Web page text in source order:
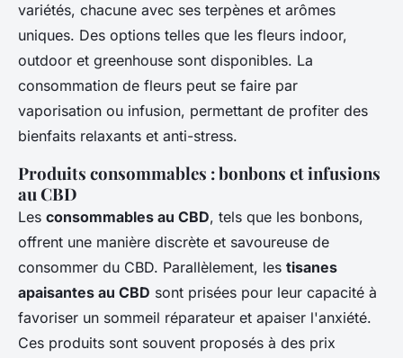
variétés, chacune avec ses terpènes et arômes
uniques. Des options telles que les fleurs indoor,
outdoor et greenhouse sont disponibles. La
consommation de fleurs peut se faire par
vaporisation ou infusion, permettant de profiter des
bienfaits relaxants et anti-stress.
Produits consommables : bonbons et infusions
au CBD
Les consommables au CBD, tels que les bonbons,
offrent une manière discrète et savoureuse de
consommer du CBD. Parallèlement, les tisanes
apaisantes au CBD sont prisées pour leur capacité à
favoriser un sommeil réparateur et apaiser l'anxiété.
Ces produits sont souvent proposés à des prix